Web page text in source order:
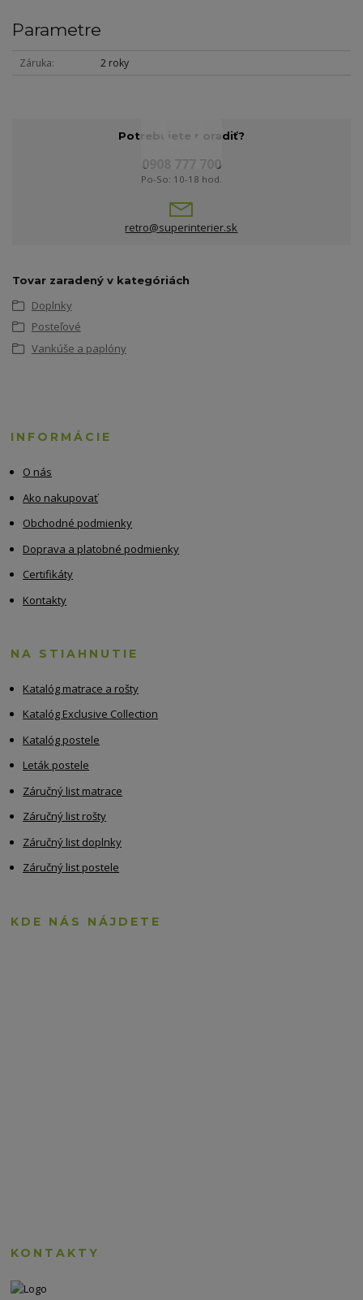
Parametre
Záruka 2 roky
Potrebujete poradiť?
0908 777 700
Po-So: 10-18 hod.
retro@superinterier.sk
Tovar zaradený v kategóriách
Doplnky
Posteľové
Vankúše a paplóny
INFORMÁCIE
O nás
Ako nakupovať
Obchodné podmienky
Doprava a platobné podmienky
Certifikáty
Kontakty
NA STIAHNUTIE
Katalóg matrace a rošty
Katalóg Exclusive Collection
Katalóg postele
Leták postele
Záručný list matrace
Záručný list rošty
Záručný list doplnky
Záručný list postele
KDE NÁS NÁJDETE
KONTAKTY